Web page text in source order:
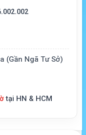
(Gần Ngã Tư Sở)
tại HN & HCM